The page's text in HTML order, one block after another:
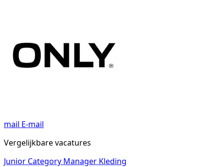
mail E-mail
Vergelijkbare vacatures
Junior Category Manager Kleding